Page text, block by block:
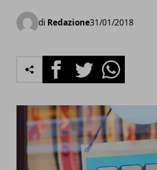
di Redazione31/01/2018
FacebookTwitterWhatsapp